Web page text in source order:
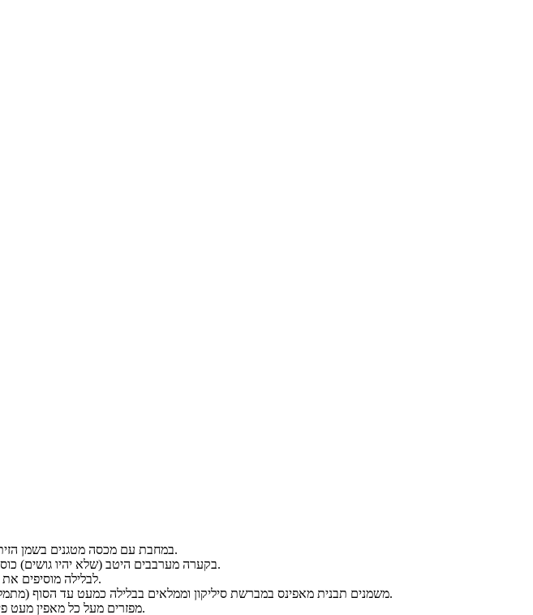
במחבת עם מכסה מטגנים בשמן הזית את הבצל, הגזר והקישוא למשך כ- 10 דקות עד התרככות.
בקערה מערבבים היטב (שלא יהיו גושים) כוס וחצי מים עם חצי כוס קמח החומוס וחצי כוס קמח הקינואה.
לבלילה מוסיפים את המלח, הפלפל השחור הגרוס והכמון, ומערבבים עם הירקות.
משמנים תבנית מאפינס במברשת סיליקון וממלאים בבלילה כמעט עד הסוף (מתמלאים כ- 20 יחידות מאפינס, תלוי בגודל השקעים שבתבנית).
מפזרים מעל כל מאפין מעט פירורי קורנפלקס (אפשר פירורי לחם או פצפוצי אורז במקום).